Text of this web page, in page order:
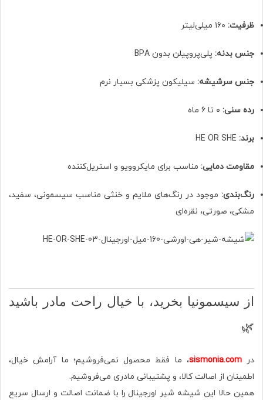
ظرفیت:
جنس بدنه: پلی‌پروپیلن بدون BPA
جنس سرشیشه: سیلیکون پزشکی بسیار نرم
رده سنی:
برند:
مقاومت دمایی: مناسب برای مایکروویو و استریل‌کننده
رنگ‌بندی: موجود در رنگ‌های ملایم و خنثی مناسب سیسمونی، سفید،
مشکی، صورتی، نقره‌ای
از سیسمونیا بخرید، با خیال راحت مادر باشید
🌿
درsismonia.com، ما فقط محصول نمی‌فروشیم؛ ما آرامش خیال،
اطمینان از اصالت کالا، و پشتیبانی مادری می‌فروشیم.
همین حالا این شیشه شیر اورجینال را با ضمانت اصالت و ارسال سریع